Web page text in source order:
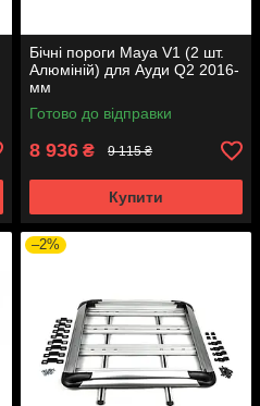
Бічні пороги Maya V1 (2 шт.
Алюміній) для Ауди Q2 2016-
мм
Готово до відправки
8 936 ₴ 9 115 ₴
Купити
–2%